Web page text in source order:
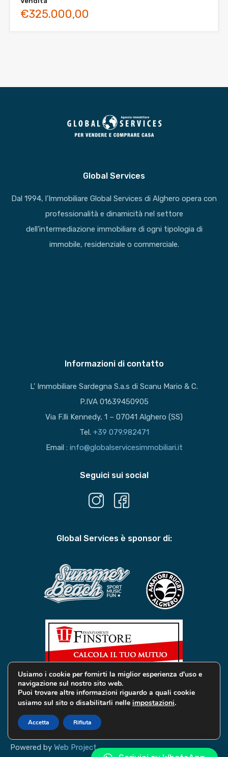
€325.000,00
Global Services
Dal 1994, l’Immobiliare Global Services di Alghero opera con
professionalità e dinamicità nel settore
dell’intermediazione immobiliare di ogni tipologia di
immobile, residenziale o commerciale.
Informazioni di contatto
L’ Immobiliare Sardegna S.a.s di Scanu Mario & C.
P.IVA 01639450905
Via F.lli Kennedy, 1 – 07041 Alghero (SS)
Tel. +39 079.982471
Email : info@globalservicesimmobiliari.it
Seguici sui social
Global Services è sponsor di:
© 2019 Global Services Immobiliari | All rights reserved |
Privacy e Cookie
Powered by Web Project
Usiamo i cookie per fornirti la miglior esperienza d'uso e
navigazione sul nostro sito web.
Puoi trovare altre informazioni riguardo a quali cookie
usiamo sul sito o disabilitarli nelle impostazioni.
Accetta Rifiuta